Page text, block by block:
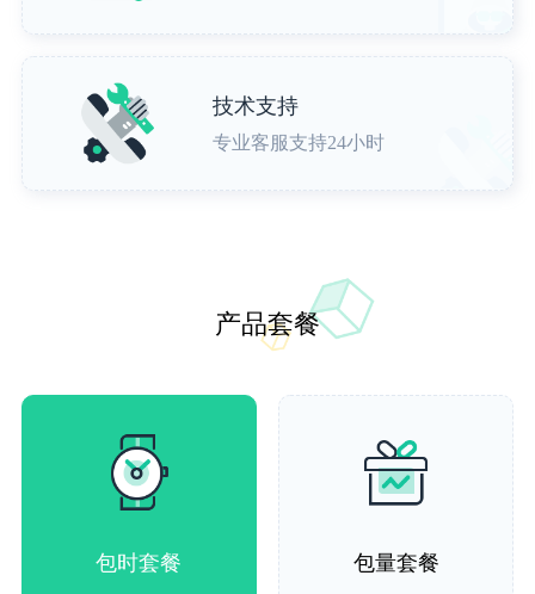
技术支持
专业客服支持24小时
产品套餐
包时套餐 包量套餐